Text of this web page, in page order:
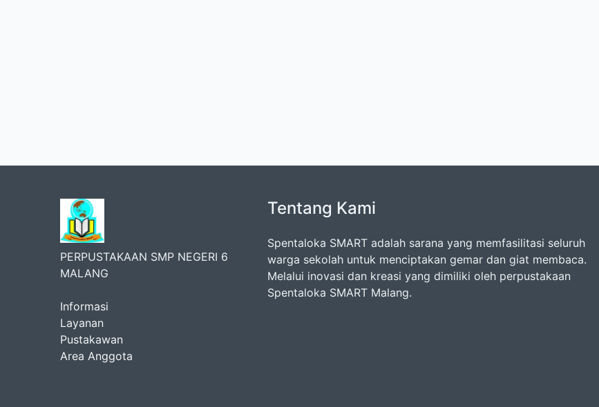
PERPUSTAKAAN SMP NEGERI 6
MALANG
Informasi
Layanan
Pustakawan
Area Anggota
Tentang Kami
Spentaloka SMART adalah sarana yang memfasilitasi seluruh
warga sekolah untuk menciptakan gemar dan giat membaca.
Melalui inovasi dan kreasi yang dimiliki oleh perpustakaan
Spentaloka SMART Malang.